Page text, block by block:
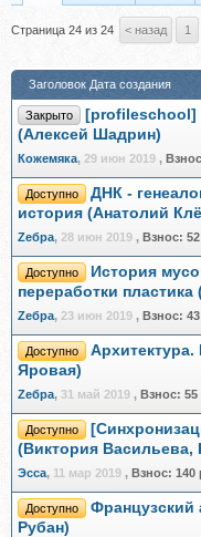
Страница 24 из 24 < назад 1
Заголовок Дата создания
Закрыто
[profileschool]
(Алексей Шадрин)
Кожемяка, 29 июн 2019 ,
Доступно
ДНК -
история (Анатолий
Zебра, 28 июн 2019 , Взнос:
Доступно
История
переработки
Zебра, 23 июн 2019 , Взнос:
Доступно
Яровая)
Zебра, 31 май 2019 , Взнос: 55
Доступно
(Виктория Васильева,
Эсса, 11 мар 2019 , Взнос: 140
Доступно
Французский
Рубан)